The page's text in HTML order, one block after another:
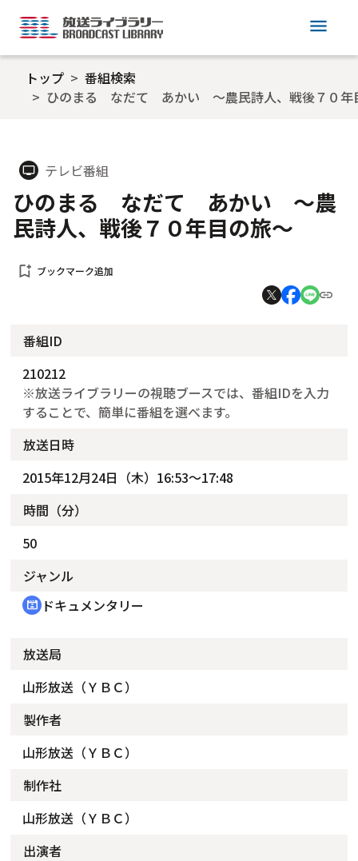
menu
トップ
番組検索
ひのまる なだて あかい ～農民詩人、戦後７０年
tv テレビ番組
ひのまる なだて あかい ～農
民詩人、戦後７０年目の旅～
bookmark_add ブックマーク追加
番組ID
210212
※放送ライブラリーの視聴ブースでは、番組IDを入力
することで、簡単に番組を選べます。
放送日時
2015年12月24日（木）16:53～17:48
時間（分）
50
ジャンル
cinematic_blur ドキュメンタリー
放送局
山形放送（ＹＢＣ）
製作者
山形放送（ＹＢＣ）
制作社
山形放送（ＹＢＣ）
出演者